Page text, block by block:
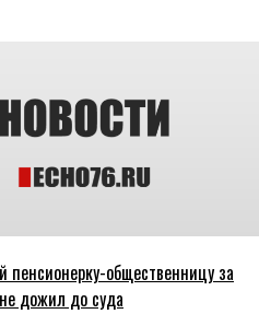
пенсионерку-общественницу за
дожил до суда